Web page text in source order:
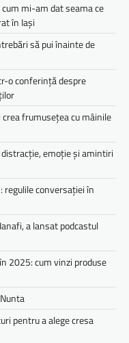
mi-am dat seama ce
în Iași
să pui înainte de
o conferință despre
frumusețea cu mâinile
emoție și amintiri
regulile conversației în
a lansat podcastul
2025: cum vinzi produse
pentru a alege cresa